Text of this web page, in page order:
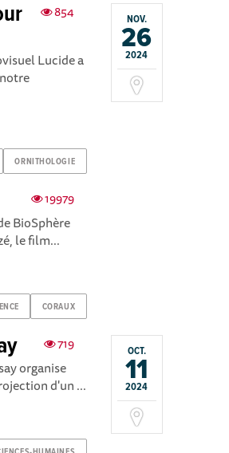
NOV.
26
2024
854
Lucide a
ORNITHOLOGIE
19979
BioSphère
le film...
CORAUX
OCT.
11
2024
719
organise
d'un ...